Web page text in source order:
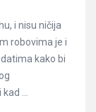
i nisu ničija
robovima je i
kako bi
...